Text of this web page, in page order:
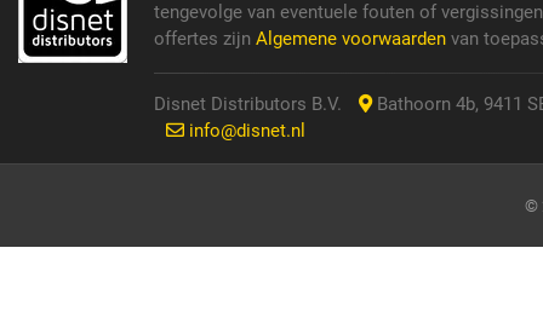
tengevolge van eventuele fouten of
offertes zijn Algemene voorwaarden van
Disnet Distributors B.V.
Bathoorn 4b, 9411
info@disnet.nl
©